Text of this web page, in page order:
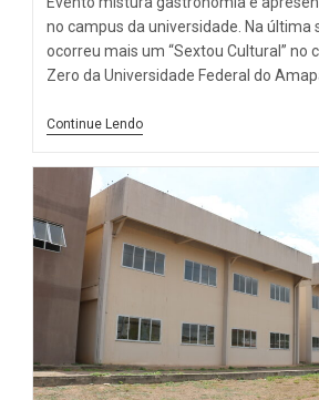
no campus da universidade. Na última
ocorreu mais um “Sextou Cultural” no
Zero da Universidade Federal do
Continue Lendo